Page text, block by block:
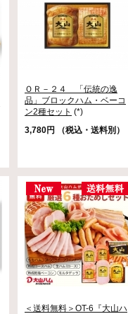
ＯＲ－２４ 「伝統の逸
品」ブロックハム・ベーコ
ン2種セット (*)
3,780円 （税込・送料別）
＜送料無料＞OT-6『大山ハ